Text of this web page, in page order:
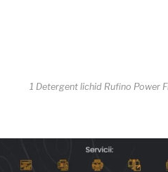
1 Detergent lichid Rufino Power